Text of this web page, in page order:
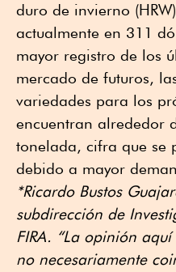
duro de invierno
actualmente en 311
mayor registro de los
mercado de futuros,
variedades para los
encuentran alrededor
tonelada, cifra que se
debido a mayor
*Ricardo Bustos
subdirección de
FIRA. “La opinión
no necesariamente